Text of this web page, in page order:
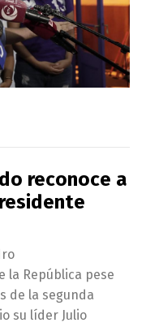
reconoce a
la República pese
de la segunda
su líder Julio